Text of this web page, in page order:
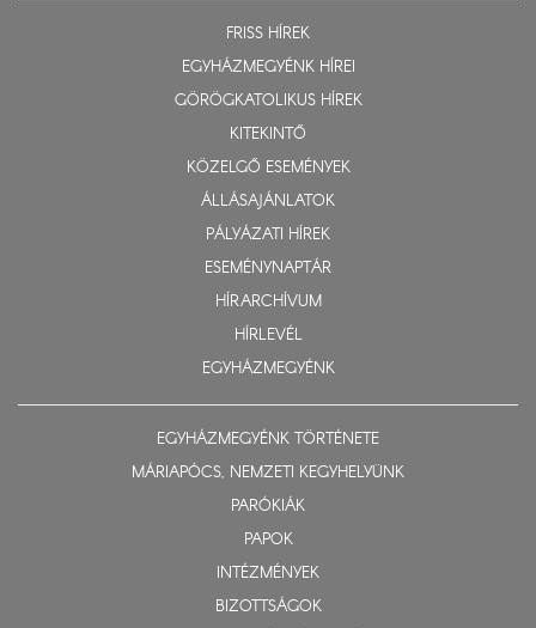
FRISS HÍREK
EGYHÁZMEGYÉNK HÍREI
GÖRÖGKATOLIKUS HÍREK
KITEKINTŐ
KÖZELGŐ ESEMÉNYEK
ÁLLÁSAJÁNLATOK
PÁLYÁZATI HÍREK
ESEMÉNYNAPTÁR
HÍRARCHÍVUM
HÍRLEVÉL
EGYHÁZMEGYÉNK
EGYHÁZMEGYÉNK TÖRTÉNETE
MÁRIAPÓCS, NEMZETI KEGYHELYÜNK
PARÓKIÁK
PAPOK
INTÉZMÉNYEK
BIZOTTSÁGOK